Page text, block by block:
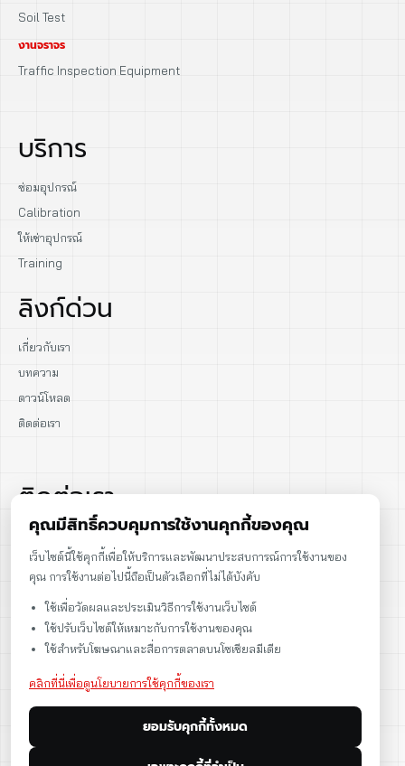
Soil Test
งานจราจร
Traffic Inspection Equipment
บริการ
ซ่อมอุปกรณ์
Calibration
ให้เช่าอุปกรณ์
Training
ลิงก์ด่วน
เกี่ยวกับเรา
บทความ
ดาวน์โหลด
ติดต่อเรา
ติดต่อเรา
086-086-2000
sales@cst.co.th
คุณมีสิทธิ์ควบคุมการใช้งานคุกกี้ของคุณ
เว็บไซต์นี้ใช้คุกกี้เพื่อให้บริการและพัฒนาประสบการณ์การใช้งานของ
คุณ การใช้งานต่อไปนี้ถือเป็นตัวเลือกที่ไม่ได้บังคับ
ใช้เพื่อวัดผลและประเมินวิธีการใช้งานเว็บไซต์
ใช้ปรับเว็บไซต์ให้เหมาะกับการใช้งานของคุณ
ใช้สำหรับโฆษณาและสื่อการตลาดบนโซเชียลมีเดีย
คลิกที่นี่เพื่อดูนโยบายการใช้คุกกี้ของเรา
ยอมรับคุกกี้ทั้งหมด